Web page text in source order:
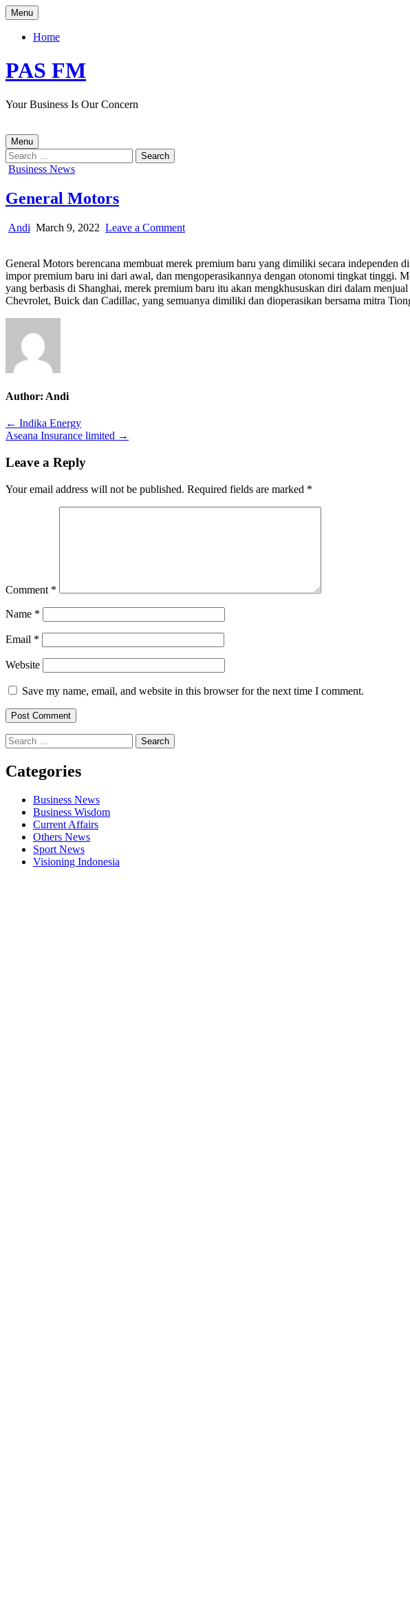
Skip
to
content
Menu
Home
PAS FM
Your Business Is Our Concern
Menu
Search
for:
Posted
Business News
General Motors
Author:
Andi Published
March 9, 2022 Leave a Commenton
General Motors berencana membuat merek premium baru yang dimiliki secara
impor premium baru ini dari awal, dan mengoperasikannya dengan otonomi tingkat
yang berbasis di Shanghai, merek premium baru itu akan mengkhususkan diri dalam
Chevrolet, Buick dan Cadillac, yang semuanya dimiliki dan dioperasikan bersama mitra
Author: Andi
Post
navigation
← Indika Energy
Aseana Insurance limited →
Leave a Reply
Your email address will not be published. Required fields are marked *
Comment *
Name *
Email *
Website
Save my name, email, and website in this browser for the next time I comment.
Search
for:
Categories
Business News
Business Wisdom
Current Affairs
Others News
Sport News
Visioning Indonesia